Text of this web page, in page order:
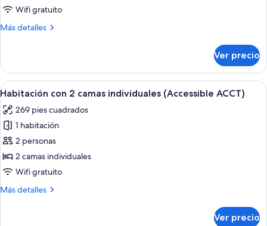
familiar
2
(FAMT)
Wifi gratuito
Más detalles
Más
familiar
con
2
individuales
(FAMT)
Ver precio
Abrir
todas
las
fotos
de
Habitación
con
camas
Habitación de hotel con dos camas,
4
Habitación con 2 camas individuales (Accessible ACCT)
269 pies cuadrados
1 habitación
2 personas
2 camas individuales
Wifi gratuito
Más detalles
Más
Ver precio